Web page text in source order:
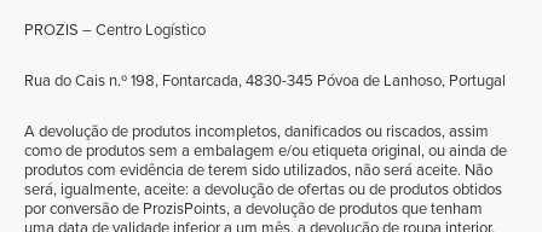
PROZIS – Centro Logístico
Rua do Cais n.º 198, Fontarcada, 4830-345 Póvoa de Lanhoso, Portugal
A devolução de produtos incompletos, danificados ou riscados, assim
como de produtos sem a embalagem e/ou etiqueta original, ou ainda de
produtos com evidência de terem sido utilizados, não será aceite. Não
será, igualmente, aceite: a devolução de ofertas ou de produtos obtidos
por conversão de ProzisPoints, a devolução de produtos que tenham